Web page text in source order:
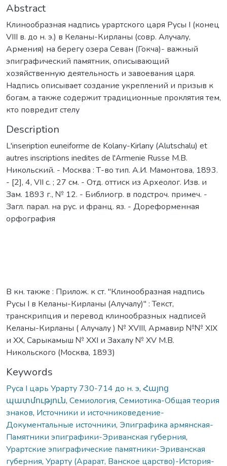
Abstract
Клинообразная надпись урартского царя Русы I (конец
VIII в. до н. э.) в Келаны-Кирланы (совр. Алучалу,
Армения) на берегу озера Севан (Гокча)- важный
эпиграфический памятник, описывающий
хозяйственную деятельность и завоевания царя.
Надпись описывает создание укреплений и призыв к
богам, а также содержит традиционные проклятия тем,
кто повредит стелу
Description
L'inseription euneiforme de Kolany-Kirlany (Alutschalu) et
autres inscriptions inedites de l'Armenie Russe М.В.
Никольский. - Москва : Т-во тип. А.И. Мамонтова, 1893.
- [2], 4, VII с. ; 27 см. - Отд. оттиск из Археолог. Изв. и
Зам. 1893 г., № 12. - Библиогр. в подстроч. примеч. -
Загл. парал. на рус. и франц. яз. - Дореформенная
орфография
В кн. также : Прилож. к ст. "Клинообразная надпись
Русы I в Келаны-Кирланы (Алучалу)" : Текст,
транскрипция и перевод клинообразных надписей
Келаны-Кирланы ( Алучалу ) № XVIII, Армавир №№ XIX
и XX, Сарыкамыш № XXI и Захалу № XV М.В.
Никольского (Москва, 1893)
Keywords
Руса I царь Урарту 730-714 до н. э, Հայոց
պատմություն, Семиология, Семиотика-Общая теория
знаков, Источники и источниковедение-
Документальные источники, Эпиграфика армянская-
Памятники эпиграфики-Эриванская губерния,
Урартские эпиграфические памятники-Эриванская
губерния, Урарту (Арарат, Ванское царство)-История-